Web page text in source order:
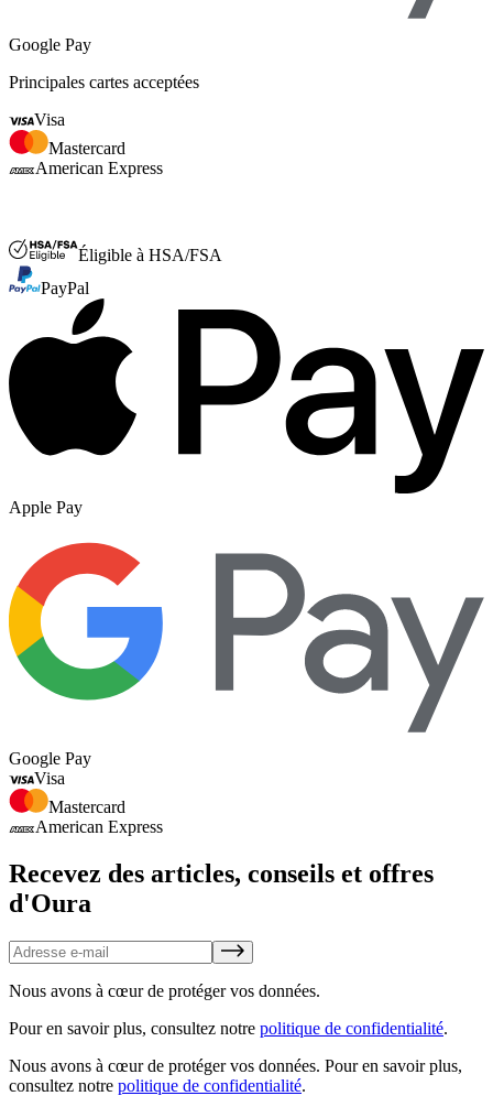
Google Pay
Principales cartes acceptées
Visa
Mastercard
American Express
Éligible à HSA/FSA
PayPal
Apple Pay
Google Pay
Visa
Mastercard
American Express
Recevez des articles, conseils et offres
d'Oura
Nous avons à cœur de protéger vos données.
Pour en savoir plus, consultez notre politique de confidentialité.
Nous avons à cœur de protéger vos données. Pour en savoir plus,
consultez notre politique de confidentialité.